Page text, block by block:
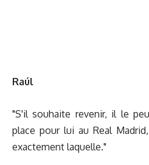
Raúl
"S'il souhaite revenir, il le
place pour lui au Real
exactement laquelle."